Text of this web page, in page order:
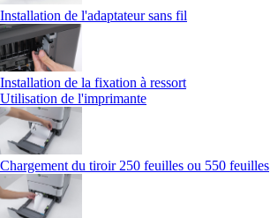
Installation de l'adaptateur sans fil
Installation de la fixation à ressort
Utilisation de l'imprimante
Chargement du tiroir 250 feuilles ou 550 feuilles